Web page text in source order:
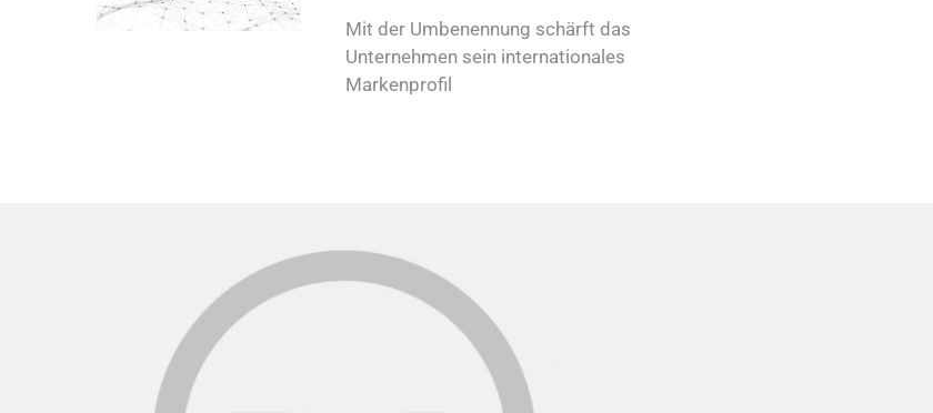
Mit der Umbenennung schärft das
Unternehmen sein internationales
Markenprofil